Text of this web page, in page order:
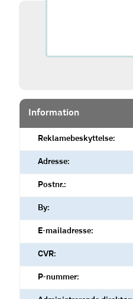
Information
Reklamebeskyttelse:
Adresse:
Postnr.:
By:
E-mailadresse:
CVR:
P-nummer: